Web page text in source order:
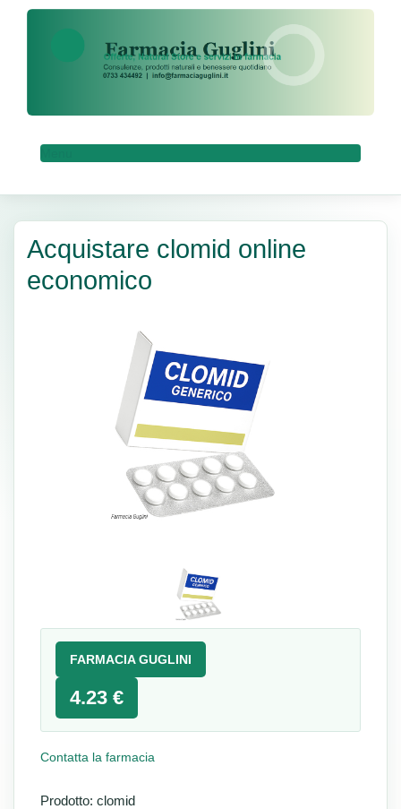
Acquistare clomid online
economico
FARMACIA GUGLINI
4.23 €
Contatta la farmacia
Prodotto: clomid